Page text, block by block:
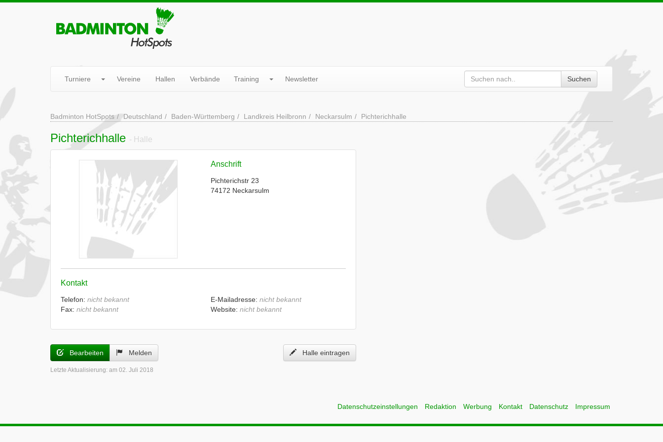
Turniere Vereine Hallen Verbände Training Newsletter Suchen
Badminton HotSpots Deutschland Baden-Württemberg Landkreis Heilbronn Neckarsulm Pichterichhalle
Pichterichhalle - Halle
Anschrift
Pichterichstr 23
74172 Neckarsulm
Kontakt
Telefon: nicht bekannt
Fax: nicht bekannt
E-Mailadresse: nicht bekannt
Website: nicht bekannt
Bearbeiten Melden Halle eintragen
Letzte Aktualisierung: am 02. Juli 2018
Datenschutzeinstellungen Redaktion Werbung Kontakt Datenschutz Impressum